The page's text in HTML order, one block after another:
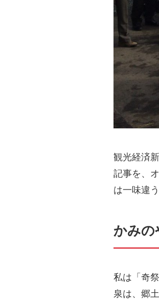
観光経済
記事を、
は一味違
かみの
私は「奇
泉は、郷